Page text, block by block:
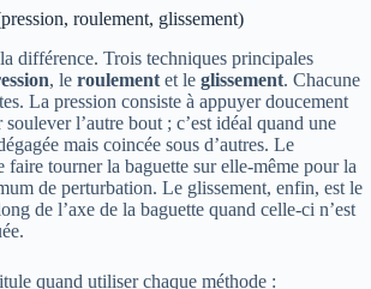
roulement, glissement)
différence. Trois techniques principales
, le roulement et le glissement. Chacune
La pression consiste à appuyer doucement
l’autre bout ; c’est idéal quand une
mais coincée sous d’autres. Le
faire tourner la baguette sur elle-même pour la
de perturbation. Le glissement, enfin, est le
de l’axe de la baguette quand celle-ci n’est
quand utiliser chaque méthode :